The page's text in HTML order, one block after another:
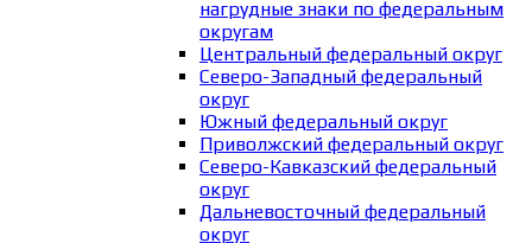
нагрудные знаки по федеральным
округам
Центральный федеральный округ
Северо-Западный федеральный
округ
Южный федеральный округ
Приволжский федеральный округ
Северо-Кавказский федеральный
округ
Дальневосточный федеральный
округ